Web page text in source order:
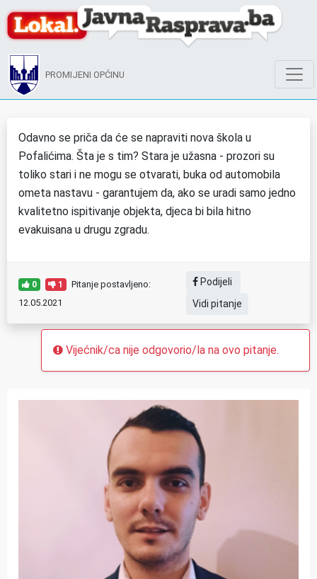
PROMIJENI OPĆINU
Odavno se priča da će se napraviti nova škola u
Pofalićima. Šta je s tim? Stara je užasna - prozori su
toliko stari i ne mogu se otvarati, buka od automobila
ometa nastavu - garantujem da, ako se uradi samo jedno
kvalitetno ispitivanje objekta, djeca bi bila hitno
evakuisana u drugu zgradu.
0 1
Pitanje postavljeno:
12.05.2021
Podijeli
Vidi pitanje
Vijećnik/ca nije odgovorio/la na ovo pitanje.